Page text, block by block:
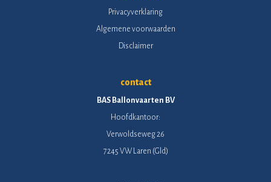
Privacyverklaring
Algemene voorwaarden
Disclaimer
contact
BAS Ballonvaarten BV
Hoofdkantoor:
Verwoldseweg 26
7245 VW Laren (Gld)